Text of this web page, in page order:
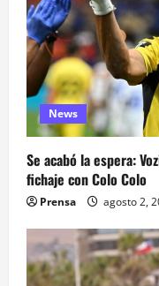
News
Se acabó la espera:
fichaje con Colo Colo
Prensa agosto 2,